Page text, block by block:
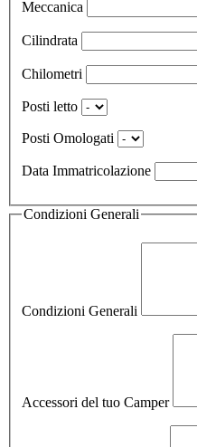
Meccanica
Cilindrata
Chilometri
Posti letto
Posti Omologati
Data Immatricolazione
Condizioni Generali
Condizioni Generali
Accessori del tuo Camper